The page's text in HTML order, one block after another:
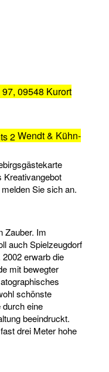
09548 Kurort
Wendt & Kühn-
Kreativangebot
Sie sich an.
Zauber. Im
auch Spielzeugdorf
2002 erwarb die
mit bewegter
schönste
durch eine
beeindruckt.
drei Meter hohe